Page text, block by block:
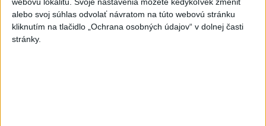
webovú lokalitu. Svoje nastavenia môžete kedykoľvek zmeniť
alebo svoj súhlas odvolať návratom na túto webovú stránku
kliknutím na tlačidlo „Ochrana osobných údajov“ v dolnej časti
stránky.
Viac
Videá a prenosy TASR TV